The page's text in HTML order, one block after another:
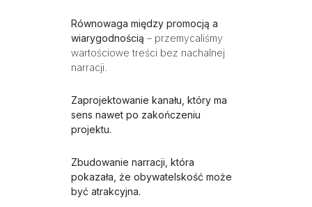
Równowaga między promocją a
wiarygodnością – przemycaliśmy
wartościowe treści bez nachalnej
narracji.
Zaprojektowanie kanału, który ma
sens nawet po zakończeniu
projektu.
Zbudowanie narracji, która
pokazała, że obywatelskość może
być atrakcyjna.